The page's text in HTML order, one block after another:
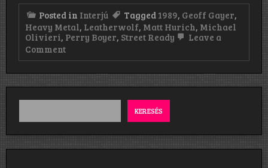
Posted in Interjú Tagged 1989, Geoff Gayer,
Heavy Metal, Leatherwolf, Matt Hurich, Michael
Olivieri, Perry Boyer, Street Ready
Leave a
Commenton
„We
work
for
Ready
first
KERESÉS